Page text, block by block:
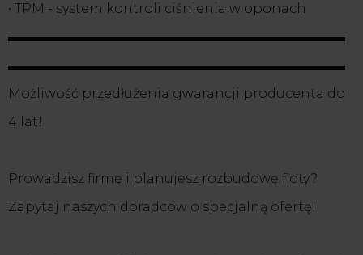
• TPM - system kontroli ciśnienia w oponach
▬▬▬▬▬▬▬▬▬▬▬▬▬▬▬▬▬▬▬▬▬▬▬▬▬▬
▬▬▬▬▬▬▬▬▬▬▬▬▬▬▬▬▬▬▬▬▬▬▬▬▬▬
Możliwość przedłużenia gwarancji producenta do
4 lat!
Prowadzisz firmę i planujesz rozbudowę floty?
Zapytaj naszych doradców o specjalną ofertę!